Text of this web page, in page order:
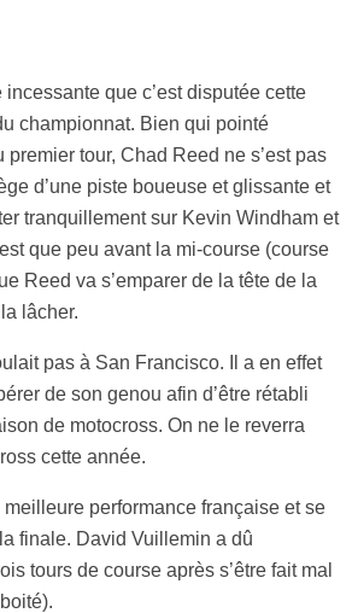
incessante que c’est disputée cette
championnat. Bien qui pointé
tour, Chad Reed ne s’est pas
d’une piste boueuse et glissante et
tranquillement sur Kevin Windham et
que peu avant la mi-course (course
Reed va s’emparer de la tête de la
lâcher.
pas à San Francisco. Il a en effet
de son genou afin d’être rétabli
de motocross. On ne le reverra
cette année.
performance française et se
finale. David Vuillemin a dû
tours de course après s’être fait mal